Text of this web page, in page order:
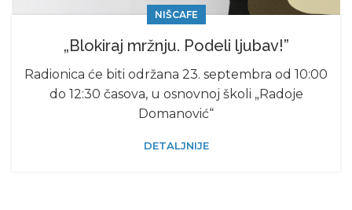
NIŠCAFE
„Blokiraj mržnju. Podeli ljubav!”
Radionica će biti održana 23. septembra od 10:00
do 12:30 časova, u osnovnoj školi „Radoje
Domanović“
DETALJNIJE